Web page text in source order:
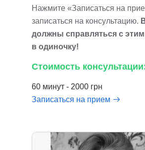
Нажмите «Записаться на
записаться на консультацию.
должны справляться с
в одиночку!
Стоимость
60 минут - 2000 грн
Записаться на прием